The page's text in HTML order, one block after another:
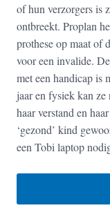
of hun verzorgers is
ontbreekt. Proplan
prothese op maat of
voor een invalide.
met een handicap is
jaar en fysiek kan
haar verstand en
‘gezond’ kind
een Tobi laptop